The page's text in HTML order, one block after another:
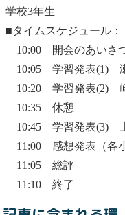
学校3年生
■タイムスケジュール：
10:00 開会のあいさ
10:05 学習発表(1)
10:20 学習発表(2)
10:35 休憩
10:45 学習発表(3)
11:00 感想発表（各小
11:05 総評
11:10 終了